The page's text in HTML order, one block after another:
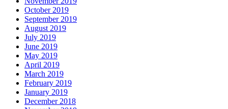
October 2019
September 2019
August 2019
July 2019
June 2019
May 2019
April 2019
March 2019
February 2019
January 2019
December 2018